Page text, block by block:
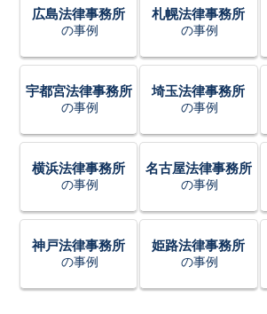
広島法律事務所
の事例
札幌法律事務所
の事例
宇都宮法律事務所
の事例
埼玉法律事務所
の事例
横浜法律事務所
の事例
名古屋法律事務所
の事例
神戸法律事務所
の事例
姫路法律事務所
の事例